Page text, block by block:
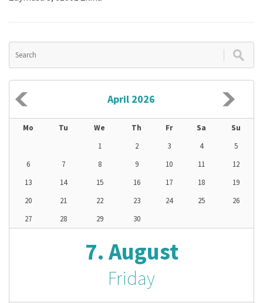
April 2026
Mo Tu We Th Fr Sa
Su
1
2 3 4
5
6
7 8 9 10 11
12
13
14 15 16 17 18
19
20
21 22 23 24 25
26
27
28 29 30
7. August
Friday